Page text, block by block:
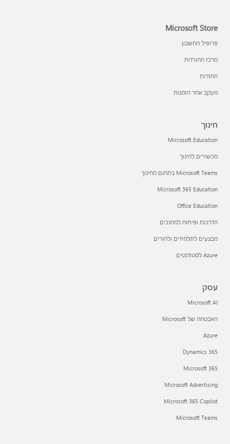
Microsoft Store
פרופיל החשבון
מרכז ההורדות
החזרות
מעקב אחר הזמנות
חינוך
Microsoft Education
מכשירים לחינוך
Microsoft Teams בתחום החינוך
Microsoft 365 Education
Office Education
הדרכות ופיתוח למחנכים
מבצעים לתלמידים ולהורים
Azure לסטודנטים
עסק
Microsoft AI
האבטחה של Microsoft
Azure
Dynamics 365
Microsoft 365
Microsoft Advertising
Microsoft 365 Copilot
Microsoft Teams